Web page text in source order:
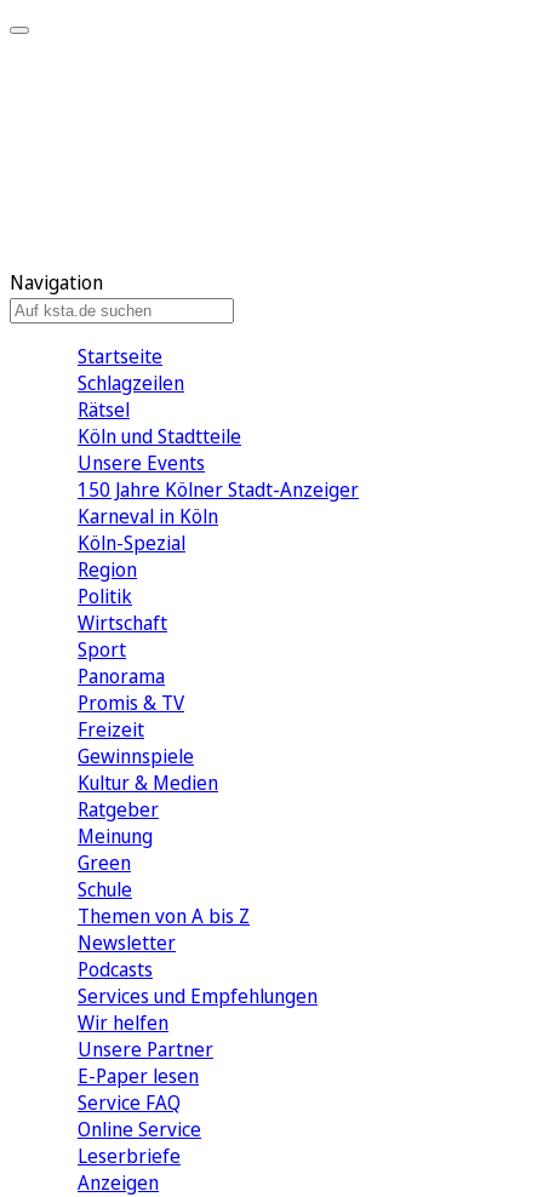
Navigation
Startseite
Schlagzeilen
Rätsel
Köln und Stadtteile
Unsere Events
150 Jahre Kölner Stadt-Anzeiger
Karneval in Köln
Köln-Spezial
Region
Politik
Wirtschaft
Sport
Panorama
Promis & TV
Freizeit
Gewinnspiele
Kultur & Medien
Ratgeber
Meinung
Green
Schule
Themen von A bis Z
Newsletter
Podcasts
Services und Empfehlungen
Wir helfen
Unsere Partner
E-Paper lesen
Service FAQ
Online Service
Leserbriefe
Anzeigen